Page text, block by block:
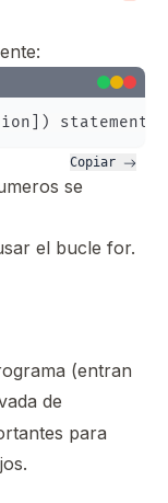
Copiar
se
el bucle for.
(entran
de
para